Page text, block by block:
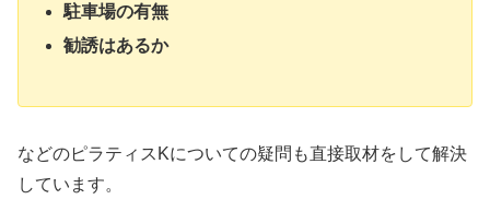
駐車場の有無
勧誘はあるか
などのピラティスKについての疑問も直接取材をして解決
しています。